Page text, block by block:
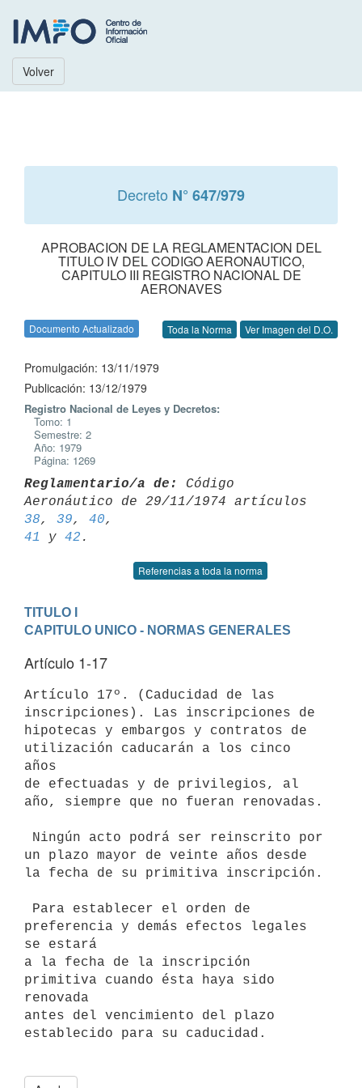
Volver
Decreto N° 647/979
APROBACION DE LA REGLAMENTACION DEL
TITULO IV DEL CODIGO AERONAUTICO,
CAPITULO III REGISTRO NACIONAL DE
AERONAVES
Documento Actualizado Toda la Norma Ver Imagen del D.O.
Promulgación: 13/11/1979
Publicación: 13/12/1979
Registro Nacional de Leyes y Decretos:
Tomo: 1
Semestre: 2
Año: 1979
Página: 1269
Reglamentario/a de:
Código
38, 39, 40
41
y 42
Referencias a toda la norma
TITULO I
CAPITULO UNICO - NORMAS GENERALES
Artículo 1-17
Artículo 17º. (Caducidad de las
inscripciones). Las inscripciones de
hipotecas y embargos y contratos de
utilización caducarán a los cinco
años
de efectuadas y de privilegios, al
año, siempre que no fueran renovadas.
un plazo mayor de veinte años desde
la fecha de su primitiva inscripción.
preferencia y demás efectos legales
se estará
a la fecha de la inscripción
primitiva cuando ésta haya sido
renovada
antes del vencimiento del plazo
establecido para su caducidad.